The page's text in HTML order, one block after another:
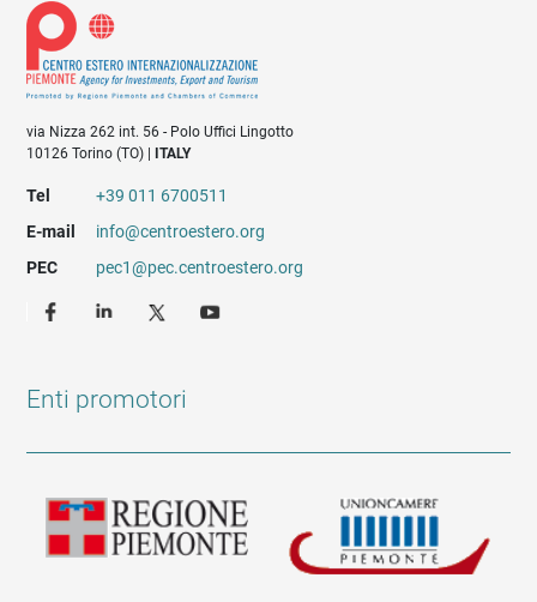
via Nizza 262 int. 56 - Polo Uffici Lingotto
10126 Torino (TO) |
ITALY
Tel
+39 011 6700511
E-mail
info@centroestero.org
PEC
pec1@pec.centroestero.org
Enti promotori